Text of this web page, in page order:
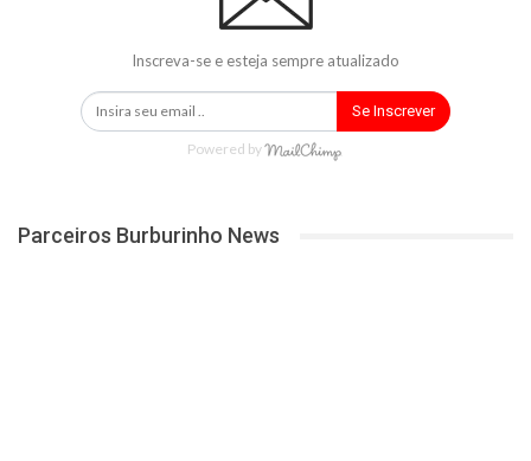
Inscreva-se e esteja sempre atualizado
Se Inscrever
Powered by
Parceiros Burburinho News